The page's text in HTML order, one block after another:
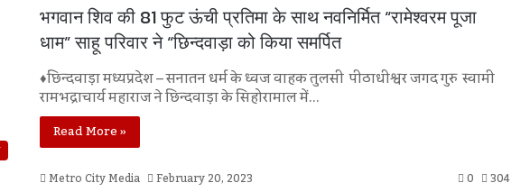
भगवान शिव की 81 फुट ऊंची प्रतिमा के साथ नवनिर्मित “रामेश्वरम पूजा
धाम” साहू परिवार ने “छिन्दवाड़ा को किया समर्पित
♦छिन्दवाड़ा मध्यप्रदेश – सनातन धर्म के ध्वज वाहक तुलसी पीठाधीश्वर जगद गुरु स्वामी
रामभद्राचार्य महाराज ने छिन्दवाड़ा के सिहोरामाल में…
Read More »
Metro City Media
February 20, 2023 0 304